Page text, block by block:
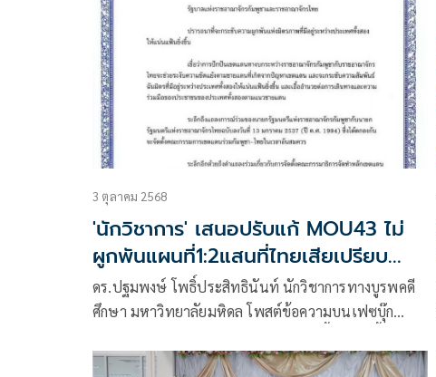
3 ตุลาคม 2568
'นักวิชาการ' เสนอปรับแก้ MOU43 ไม่
ผูกพันแผนที่1:2แสนที่ไทยเสียเปรียบ
แล้วลงนามใหม่
ดร.ปฐมพงษ์ โพธิ์ประสิทธินันท์ นักวิชาการทางบูรพคดี
ศึกษา มหาวิทยาลัยมหิดล โพสต์ข้อความบนเฟซบุ๊ก